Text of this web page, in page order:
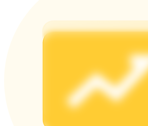
Register & Trade to Win 500,000
Trade Gold & Silver · 33,333 USDT